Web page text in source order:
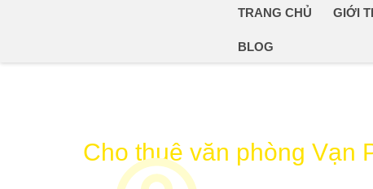
TRANG CHỦ GIỚI
BLOG
Cho thuê văn phòng Vạn